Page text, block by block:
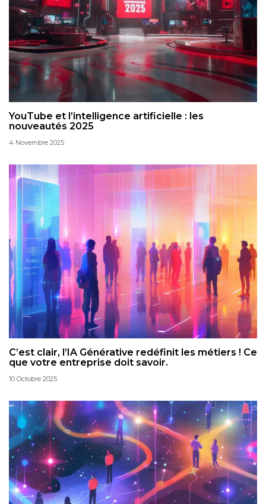
YouTube et l’intelligence artificielle : les
nouveautés 2025
4 Novembre 2025
C’est clair, l’IA Générative redéfinit les métiers ! Ce
que votre entreprise doit savoir.
10 Octobre 2025